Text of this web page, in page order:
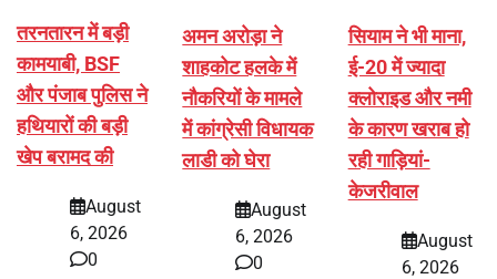
तरनतारन में बड़ी
कामयाबी, BSF
और पंजाब पुलिस ने
हथियारों की बड़ी
खेप बरामद की
August
6, 2026
0
अमन अरोड़ा ने
शाहकोट हलके में
नौकरियों के मामले
में कांग्रेसी विधायक
लाडी को घेरा
August
6, 2026
0
सियाम ने भी माना,
ई-20 में ज्यादा
क्लोराइड और नमी
के कारण खराब हो
रही गाड़ियां-
केजरीवाल
August
6, 2026